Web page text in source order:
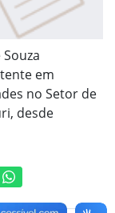
em
no Setor de
desde
WhatsApp